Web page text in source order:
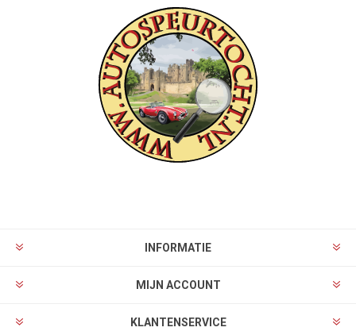
INFORMATIE
MIJN ACCOUNT
KLANTENSERVICE